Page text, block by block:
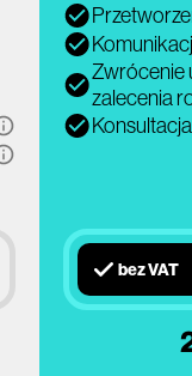
Zwrócenie
zalecenia
bez VAT